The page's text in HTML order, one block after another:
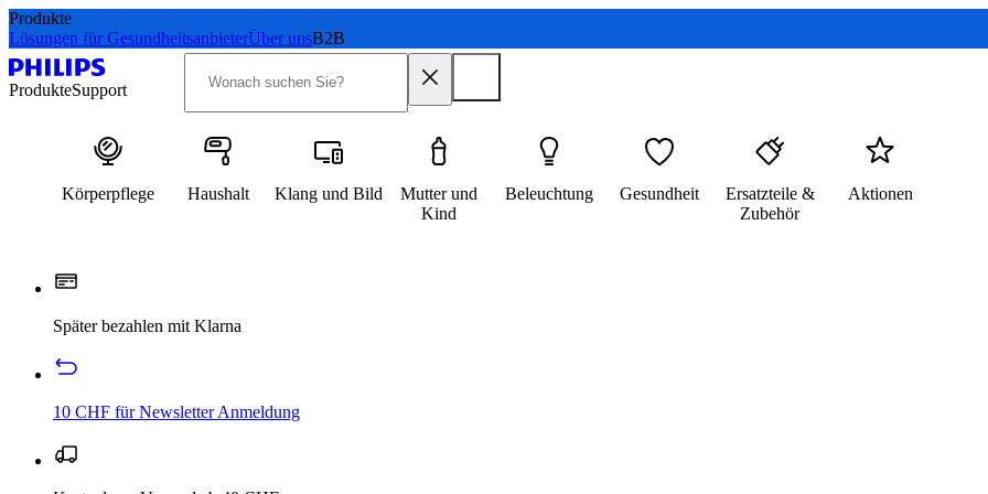
Produkte
Lösungen für GesundheitsanbieterÜber unsB2B
ProdukteSupport
Körperpflege Haushalt Klang und Bild
Mutter und
Kind
Beleuchtung Gesundheit
Ersatzteile &
Zubehör​
Aktionen
Später bezahlen mit Klarna
10 CHF für Newsletter Anmeldung